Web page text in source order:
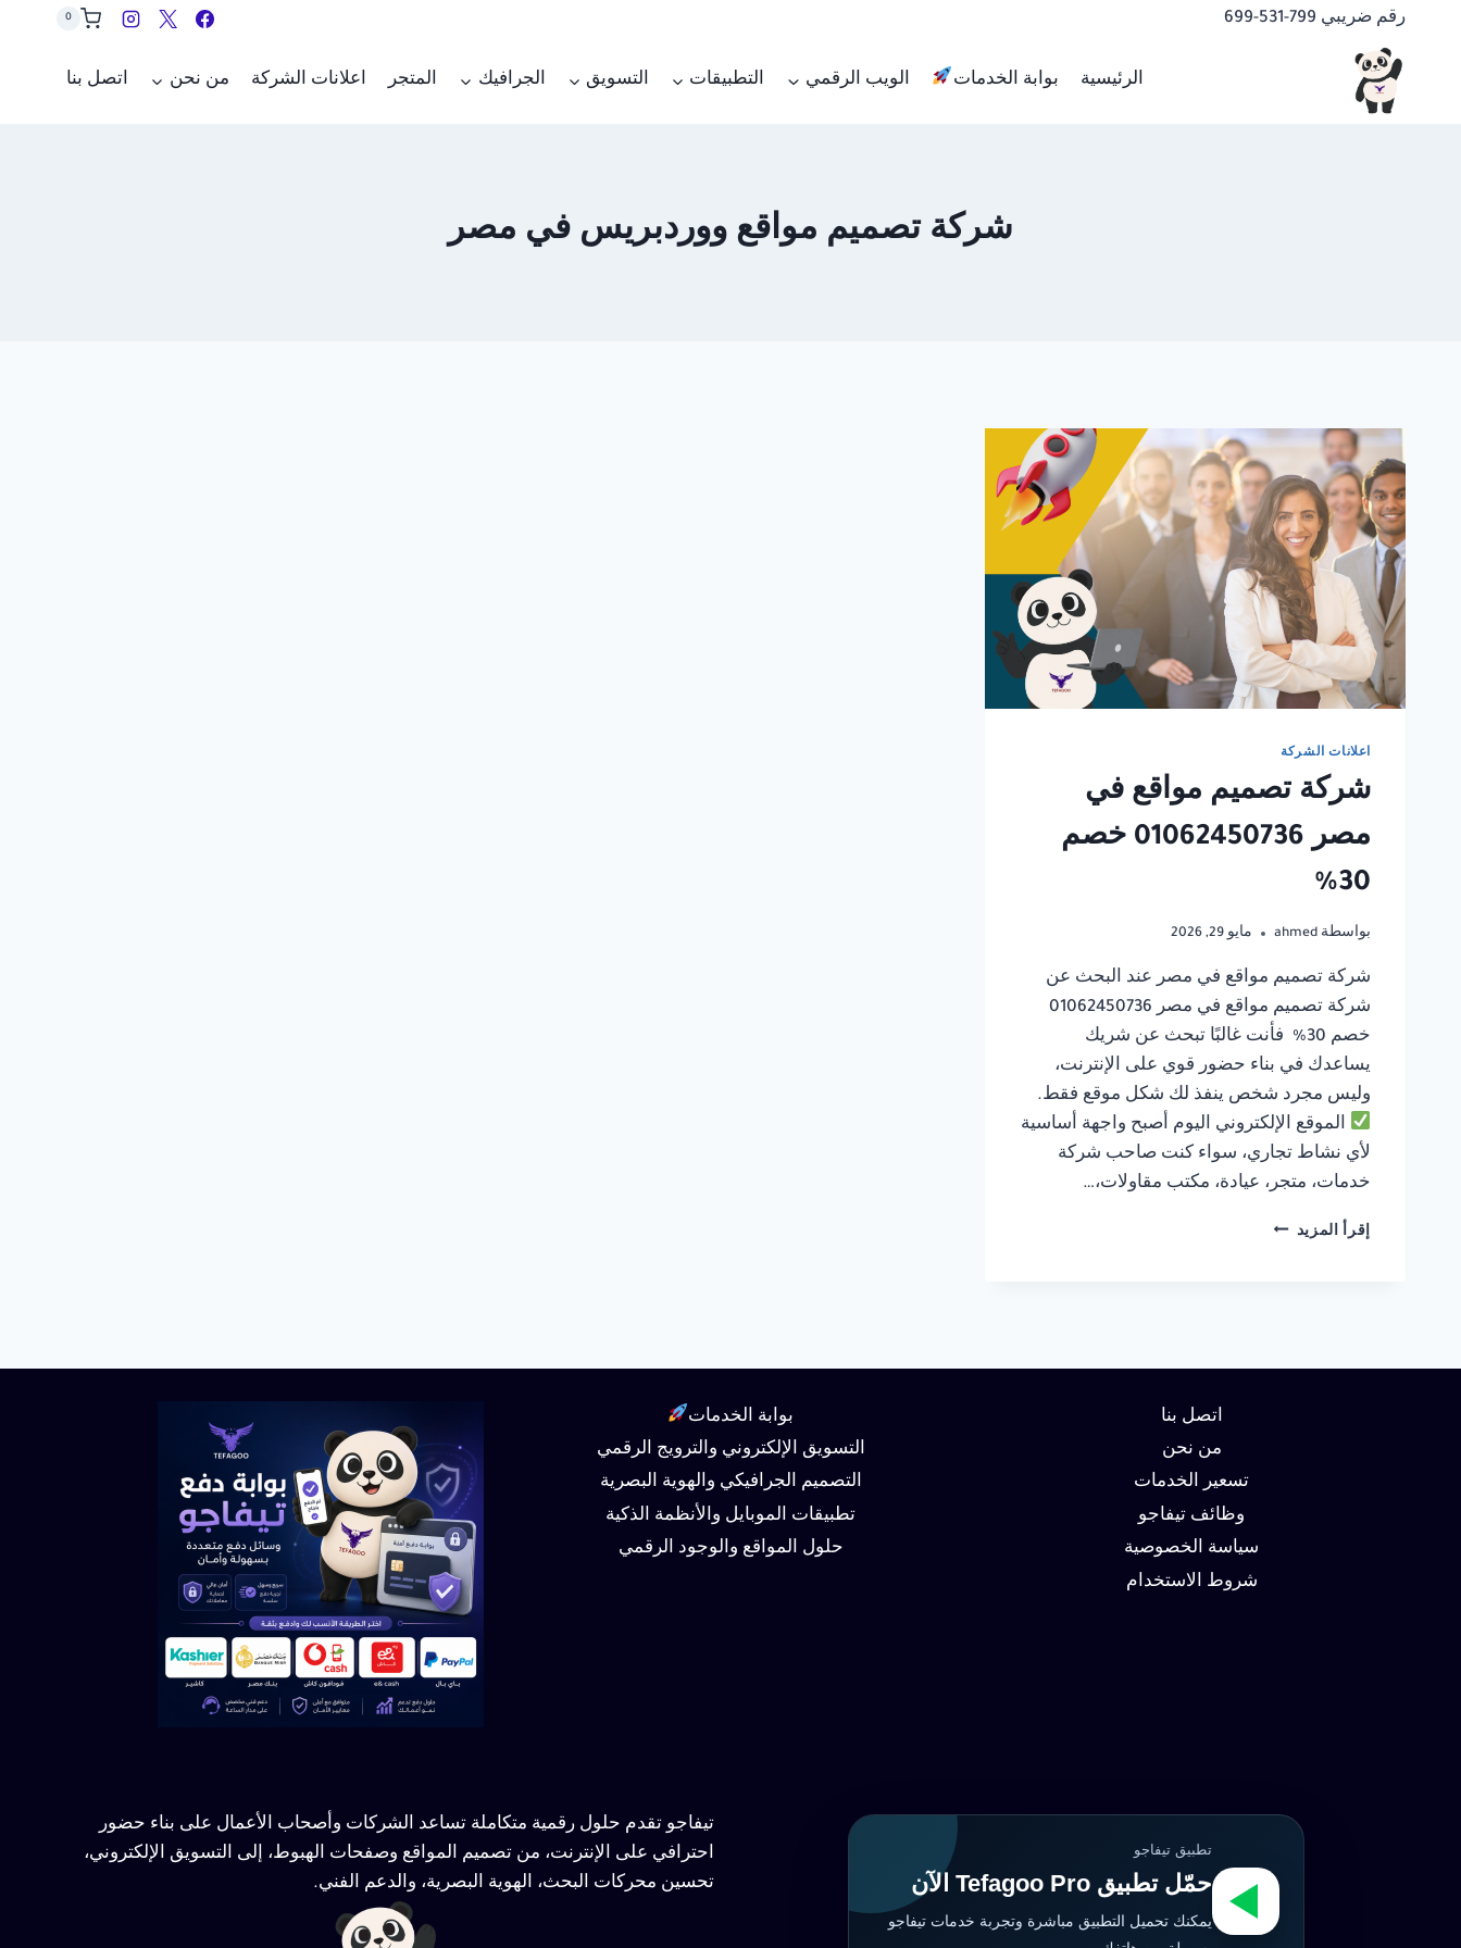
المحتوى
رقم ضريبي 799-531-699 0
الرئيسية بوابة الخدمات الويب الرقمي التطبيقات التسويق الجرافيك المتجر اعلانات الشركة من نحن اتصل بنا
شركة تصميم مواقع ووردبريس في مصر
اعلانات الشركة
شركة تصميم مواقع في
مصر 01062450736 خصم
30%
بواسطة ahmed مايو 29, 2026
شركة تصميم مواقع في مصر عند البحث عن
شركة تصميم مواقع في مصر 01062450736
خصم 30% فأنت غالبًا تبحث عن شريك
يساعدك في بناء حضور قوي على الإنترنت،
وليس مجرد شخص ينفذ لك شكل موقع فقط.
الموقع الإلكتروني اليوم أصبح واجهة أساسية
لأي نشاط تجاري، سواء كنت صاحب شركة
خدمات، متجر، عيادة، مكتب مقاولات،…
إقرأ المزيد شركة
اتصل بنا
من نحن
تسعير الخدمات
وظائف تيفاجو
سياسة الخصوصية
شروط الاستخدام
بوابة الخدمات
التسويق الإلكتروني والترويج الرقمي
التصميم الجرافيكي والهوية البصرية
تطبيقات الموبايل والأنظمة الذكية
حلول المواقع والوجود الرقمي
تطبيق تيفاجو
حمّل تطبيق Tefagoo Pro الآن
يمكنك تحميل التطبيق مباشرة وتجربة خدمات تيفاجو
تيفاجو تقدم حلول رقمية متكاملة تساعد الشركات وأصحاب الأعمال على بناء حضور
احترافي على الإنترنت، من تصميم المواقع وصفحات الهبوط، إلى التسويق الإلكتروني،
تحسين محركات البحث، الهوية البصرية، والدعم الفني.